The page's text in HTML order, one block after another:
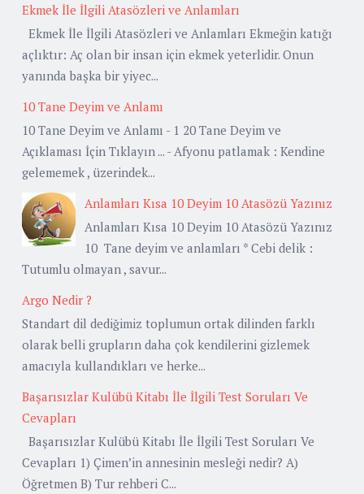
Ekmek İle İlgili Atasözleri ve Anlamları
Ekmek İle İlgili Atasözleri ve Anlamları Ekmeğin katığı
açlıktır: Aç olan bir insan için ekmek yeterlidir. Onun
yanında başka bir yiyec...
10 Tane Deyim ve Anlamı
10 Tane Deyim ve Anlamı - 1 20 Tane Deyim ve
Açıklaması İçin Tıklayın ... - Afyonu patlamak : Kendine
gelememek , üzerindek...
Anlamları Kısa 10 Deyim 10 Atasözü Yazınız
Anlamları Kısa 10 Deyim 10 Atasözü Yazınız
10 Tane deyim ve anlamları * Cebi delik :
Tutumlu olmayan , savur...
Argo Nedir ?
Standart dil dediğimiz toplumun ortak dilinden farklı
olarak belli grupların daha çok kendilerini gizlemek
amacıyla kullandıkları ve herke...
Başarısızlar Kulübü Kitabı İle İlgili Test Soruları Ve
Cevapları
Başarısızlar Kulübü Kitabı İle İlgili Test Soruları Ve
Cevapları 1) Çimen’in annesinin mesleği nedir? A)
Öğretmen B) Tur rehberi C...